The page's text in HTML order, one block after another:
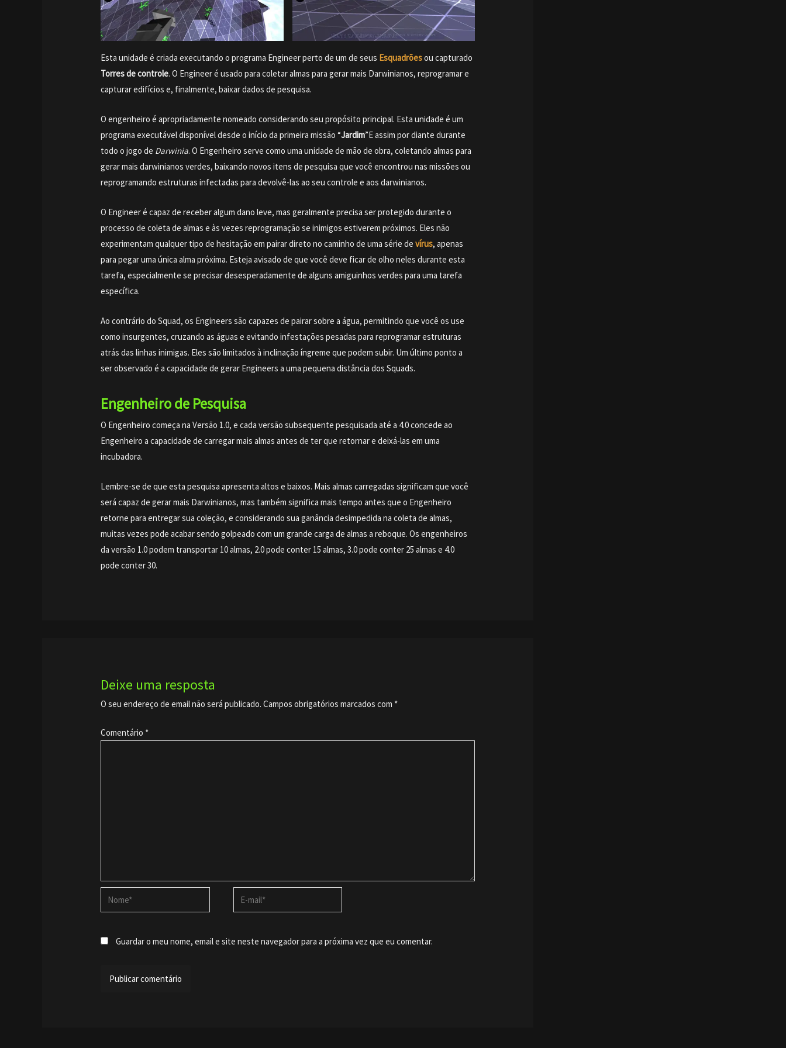
Esta unidade é criada executando o programa Engineer perto de um de seus Esquadrõesou capturado
Torres de controle. O Engineer é usado para coletar almas para gerar mais Darwinianos, reprogramar e
capturar edifícios e, finalmente, baixar dados de pesquisa.
O engenheiro é apropriadamente nomeado considerando seu propósito principal. Esta unidade é um
programa executável disponível desde o início da primeira missão “Jardim”E assim por diante durante
todo o jogo de Darwinia. O Engenheiro serve como uma unidade de mão de obra, coletando almas para
gerar mais darwinianos verdes, baixando novos itens de pesquisa que você encontrou nas missões ou
reprogramando estruturas infectadas para devolvê-las ao seu controle e aos darwinianos.
O Engineer é capaz de receber algum dano leve, mas geralmente precisa ser protegido durante o
processo de coleta de almas e às vezes reprogramação se inimigos estiverem próximos. Eles não
experimentam qualquer tipo de hesitação em pairar direto no caminho de uma série devírus, apenas
para pegar uma única alma próxima. Esteja avisado de que você deve ficar de olho neles durante esta
tarefa, especialmente se precisar desesperadamente de alguns amiguinhos verdes para uma tarefa
específica.
Ao contrário do Squad, os Engineers são capazes de pairar sobre a água, permitindo que você os use
como insurgentes, cruzando as águas e evitando infestações pesadas para reprogramar estruturas
atrás das linhas inimigas. Eles são limitados à inclinação íngreme que podem subir. Um último ponto a
ser observado é a capacidade de gerar Engineers a uma pequena distância dos Squads.
Engenheiro de Pesquisa
O Engenheiro começa na Versão 1.0, e cada versão subsequente pesquisada até a 4.0 concede ao
Engenheiro a capacidade de carregar mais almas antes de ter que retornar e deixá-las em uma
incubadora.
Lembre-se de que esta pesquisa apresenta altos e baixos. Mais almas carregadas significam que você
será capaz de gerar mais Darwinianos, mas também significa mais tempo antes que o Engenheiro
retorne para entregar sua coleção, e considerando sua ganância desimpedida na coleta de almas,
muitas vezes pode acabar sendo golpeado com um grande carga de almas a reboque. Os engenheiros
da versão 1.0 podem transportar 10 almas, 2.0 pode conter 15 almas, 3.0 pode conter 25 almas e 4.0
pode conter 30.
Deixe uma resposta
O seu endereço de email não será publicado. Campos obrigatórios marcados com *
Comentário *
Nome*
mail*
Guardar o meu nome, email e site neste navegador para a próxima vez que eu comentar.